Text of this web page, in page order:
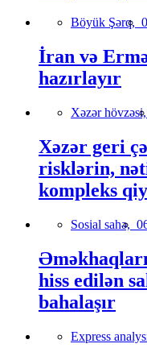
Böyük Şərq,
İran və
hazırlayır
Xəzər hövzəsi,
Xəzər geri
risklərin,
kompleks
Sosial sahə,
hiss edilən
bahalaşır
Express